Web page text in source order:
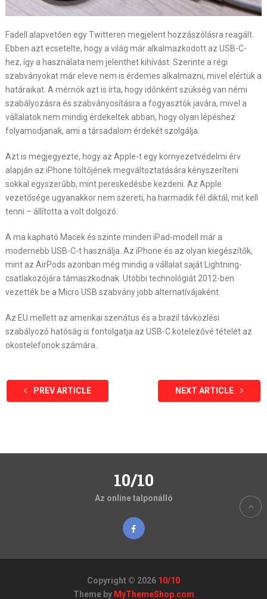
Fadell alapvetően egy Twitteren megjelent hozzászólásra reagált.
Ebben azt ecsetelte, hogy a világ már alkalmazkodott az USB-C-
hez, így a használata nem jelenthet kihívást. Szerinte a régi
szabványokat már eleve nem is érdemes alkalmazni, mivel elértük a
határaikat. A mérnök azt is írta, hogy időnként szükség van némi
szabályozásra és szabványosításra a fogyasztók javára, mivel a
vállalatok nem mindig érdekeltek abban, hogy olyan lépéshez
folyamodjanak, ami a társadalom érdekét szolgálja.
Azt is megjegyezte, hogy az Apple-t egy környezetvédelmi érv
alapján az iPhone töltőjének megváltoztatására kényszeríteni
sokkal egyszerűbb, mint pereskedésbe kezdeni. Az Apple
vezetősége ugyanakkor nem szereti, ha harmadik fél diktál, mit kell
tenni – állította a volt dolgozó.
A ma kapható Macek és szinte minden iPad-modell már a
modernebb USB-C-t használja. Az iPhone és az olyan kiegészítők,
mint az AirPods azonban még mindig a vállalat saját Lightning-
csatlakozójára támaszkodnak. Utóbbi technológiát 2012-ben
vezették be a Micro USB szabvány jobb alternatívájaként.
Az EU mellett az amerikai szenátus és a brazil távközlési
szabályozó hatóság is fontolgatja az USB-C kötelezővé tételét az
okostelefonok számára.
PREV ARTICLE NEXT ARTICLE
10/10
Az online talponálló
Copyright © 2026 10/10
Theme by MyThemeShop.com